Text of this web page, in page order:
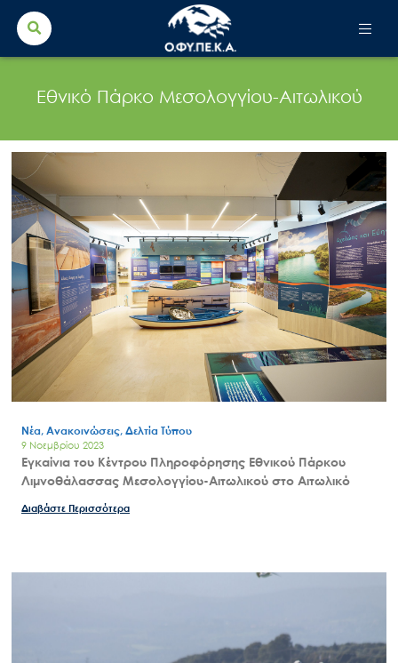
Search
for:
Εθνικό Πάρκο Μεσολογγίου-Αιτωλικού
Νέα, Ανακοινώσεις, Δελτία Τύπου
9 Νοεμβρίου 2023
Εγκαίνια του Κέντρου Πληροφόρησης Εθνικού Πάρκου
Λιμνοθάλασσας Μεσολογγίου-Αιτωλικού στο Αιτωλικό
Διαβάστε Περισσότερα